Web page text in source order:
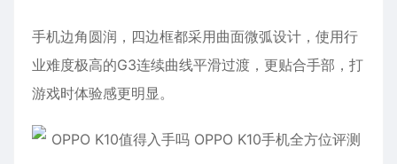
手机边角圆润，四边框都采用曲面微弧设计，使用行
业难度极高的G3连续曲线平滑过渡，更贴合手部，打
游戏时体验感更明显。